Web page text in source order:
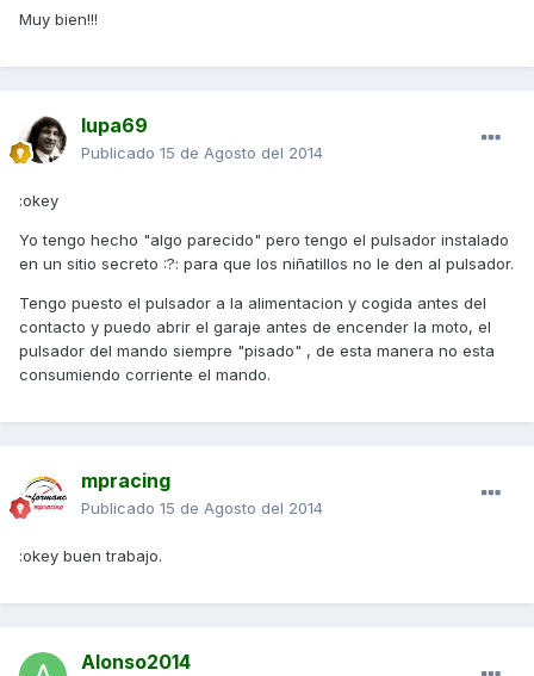
Muy bien!!!
lupa69
Publicado 15 de Agosto del 2014
:okey
Yo tengo hecho "algo parecido" pero tengo el pulsador instalado
en un sitio secreto :?: para que los niñatillos no le den al pulsador.
Tengo puesto el pulsador a la alimentacion y cogida antes del
contacto y puedo abrir el garaje antes de encender la moto, el
pulsador del mando siempre "pisado" , de esta manera no esta
consumiendo corriente el mando.
mpracing
Publicado 15 de Agosto del 2014
:okey buen trabajo.
Alonso2014